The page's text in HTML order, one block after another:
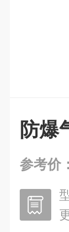
防爆
参考价：